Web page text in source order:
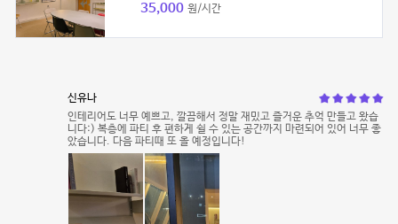
35,000 원/시간
신유나
인테리어도 너무 예쁘고, 깔끔해서 정말 재밌고 즐거운 추억 만들고 왔습
니다:) 복층에 파티 후 편하게 쉴 수 있는 공간까지 마련되어 있어 너무 좋
았습니다. 다음 파티때 또 올 예정입니다!